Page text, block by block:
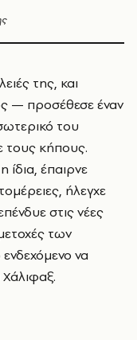
της, και
— προσέθεσε έναν
του
τους κήπους.
έπαιρνε
ήλεγχε
στις νέες
των
να